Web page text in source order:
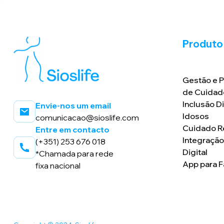
Envie-nos um email
comunicacao@sioslife.com
Entre em contacto
(+351) 253 676 018
*Chamada para rede
fixa nacional
Produto
Gestão e
de
Inclusão
Idosos
Cuidado
Digital
App para